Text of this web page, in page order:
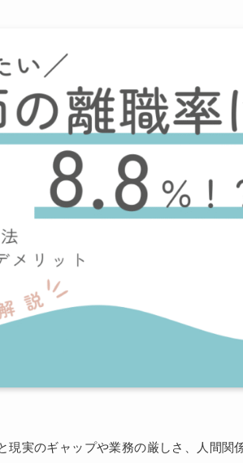
現実のギャップや業務の厳しさ、人間関